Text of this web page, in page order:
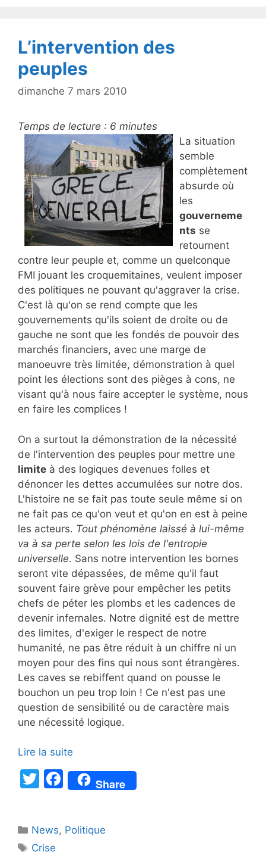
L’intervention des
peuples
dimanche 7 mars 2010
Temps de lecture : 6 minutes
La situation
semble
complètement
absurde où
les
gouverneme
nts se
retournent
contre leur peuple et, comme un quelconque
FMI jouant les croquemitaines, veulent imposer
des politiques ne pouvant qu'aggraver la crise.
C'est là qu'on se rend compte que les
gouvernements qu'ils soient de droite ou de
gauche ne sont que les fondés de pouvoir des
marchés financiers, avec une marge de
manoeuvre très limitée, démonstration à quel
point les élections sont des pièges à cons, ne
visant qu'à nous faire accepter le système, nous
en faire les complices !
On a surtout la démonstration de la nécessité
de l'intervention des peuples pour mettre une
limite à des logiques devenues folles et
dénoncer les dettes accumulées sur notre dos.
L'histoire ne se fait pas toute seule même si on
ne fait pas ce qu'on veut et qu'on en est à peine
les acteurs. Tout phénomène laissé à lui-même
va à sa perte selon les lois de l'entropie
universelle. Sans notre intervention les bornes
seront vite dépassées, de même qu'il faut
souvent faire grève pour empêcher les petits
chefs de péter les plombs et les cadences de
devenir infernales. Notre dignité est de mettre
des limites, d'exiger le respect de notre
humanité, ne pas être réduit à un chiffre ni un
moyen pour des fins qui nous sont étrangères.
Les caves se rebiffent quand on pousse le
bouchon un peu trop loin ! Ce n'est pas une
question de sensibilité ou de caractère mais
une nécessité logique.
Lire la suite
T
er
F
a
e
Share
Catégories
News, Politique
Étiquettes
Crise